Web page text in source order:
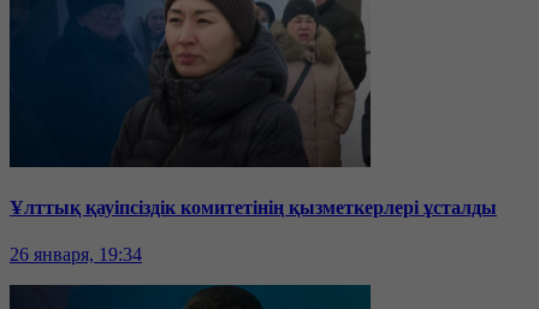
Ұлттық қауіпсіздік комитетінің қызметкерлері ұсталды
26 января, 19:34